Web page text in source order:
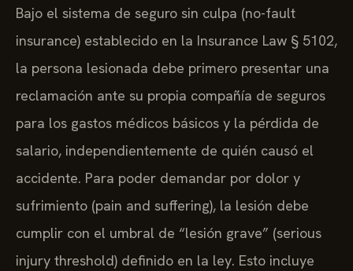
Bajo el sistema de seguro sin culpa (no-fault
insurance) establecido en la Insurance Law § 5102,
la persona lesionada debe primero presentar una
reclamación ante su propia compañía de seguros
para los gastos médicos básicos y la pérdida de
salario, independientemente de quién causó el
accidente. Para poder demandar por dolor y
sufrimiento (pain and suffering), la lesión debe
cumplir con el umbral de “lesión grave” (serious
injury threshold) definido en la ley. Esto incluye